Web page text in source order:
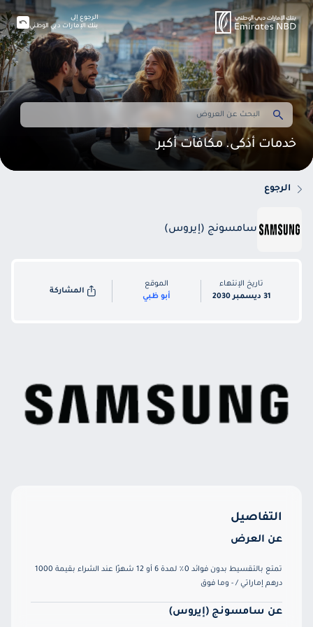
خدمات أذكى. مكافآت أكبر
الرجوع إلى
بنك الإمارات دبي الوطني
الرجوع
سامسونج (إيروس)
تاريخ الإنتهاء
31 ديسمبر 2030
الموقع
أبو ظبي
المشاركة
التفاصيل
عن العرض
تمتع بالتقسيط بدون فوائد 0٪ لمدة 6 أو 12 شهرًا عند الشراء بقيمة 1000
درهم إماراتي / - وما فوق
عن سامسونج (إيروس)